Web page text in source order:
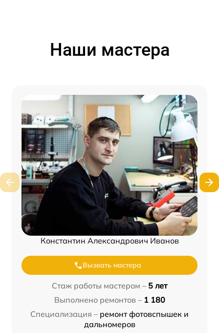
Наши мастера
Константин Александрович Иванов
Вызвать мастера
Стаж работы мастером – 5 лет
Выполнено ремонтов – 1 180
Специализация – ремонт фотовспышек и
дальномеров